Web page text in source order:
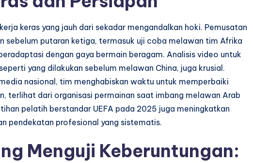
keras yang jauh dari sekadar mengandalkan hoki. Pemusatan
sebelum putaran ketiga, termasuk uji coba melawan tim Afrika
dengan gaya bermain beragam. Analisis video untuk
yang dilakukan sebelum melawan China, juga krusial.
nasional, tim menghabiskan waktu untuk memperbaiki
terlihat dari organisasi permainan saat imbang melawan Arab
pelatih berstandar UEFA pada 2025 juga meningkatkan
pendekatan profesional yang sistematis.
Menguji Keberuntungan: